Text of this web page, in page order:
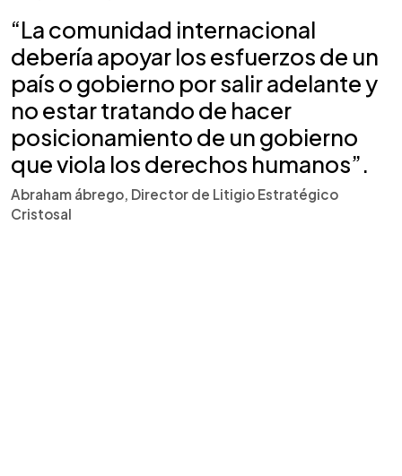
“La comunidad internacional
debería apoyar los esfuerzos de un
país o gobierno por salir adelante y
no estar tratando de hacer
posicionamiento de un gobierno
que viola los derechos humanos”.
Abraham ábrego, Director de Litigio Estratégico
Cristosal